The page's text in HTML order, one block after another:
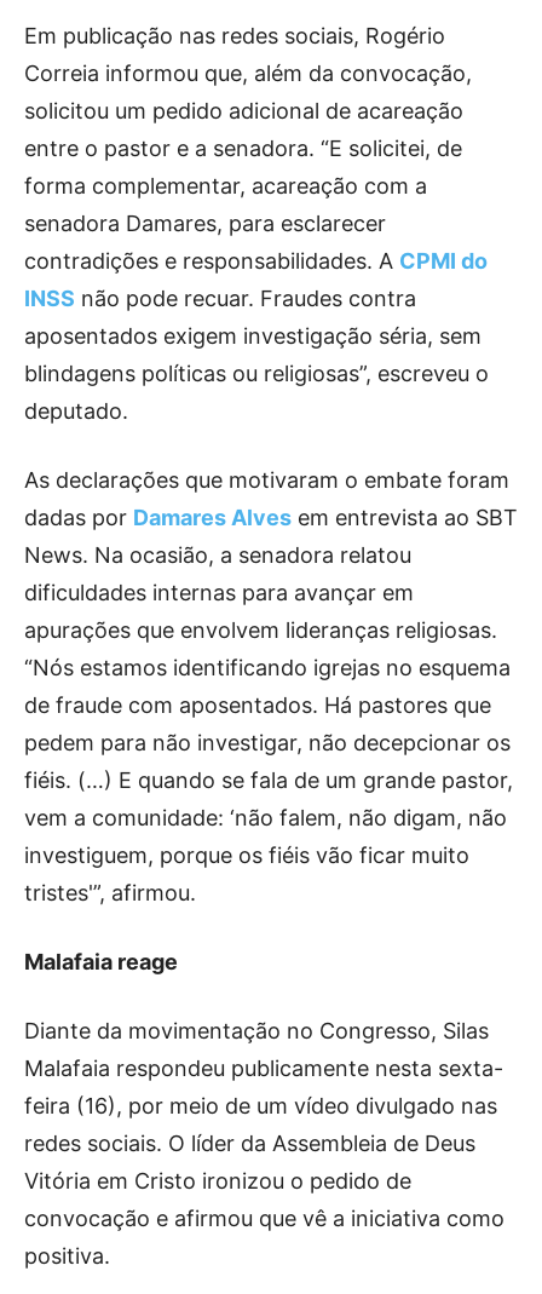
Em publicação nas redes sociais, Rogério
Correia informou que, além da convocação,
solicitou um pedido adicional de acareação
entre o pastor e a senadora. “E solicitei, de
forma complementar, acareação com a
senadora Damares, para esclarecer
contradições e responsabilidades. A CPMI do
INSS não pode recuar. Fraudes contra
aposentados exigem investigação séria, sem
blindagens políticas ou religiosas”, escreveu o
deputado.
As declarações que motivaram o embate foram
dadas por Damares Alves em entrevista ao SBT
News. Na ocasião, a senadora relatou
dificuldades internas para avançar em
apurações que envolvem lideranças religiosas.
“Nós estamos identificando igrejas no esquema
de fraude com aposentados. Há pastores que
pedem para não investigar, não decepcionar os
fiéis. (…) E quando se fala de um grande pastor,
vem a comunidade: ‘não falem, não digam, não
investiguem, porque os fiéis vão ficar muito
tristes'”, afirmou.
Malafaia reage
Diante da movimentação no Congresso, Silas
Malafaia respondeu publicamente nesta sexta-
feira (16), por meio de um vídeo divulgado nas
redes sociais. O líder da Assembleia de Deus
Vitória em Cristo ironizou o pedido de
convocação e afirmou que vê a iniciativa como
positiva.